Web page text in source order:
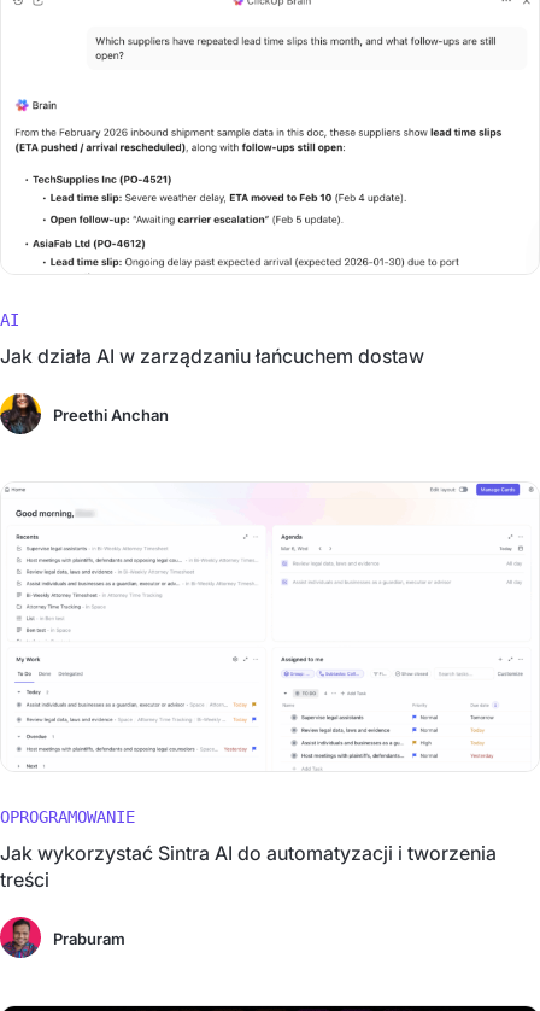
AI
Jak działa AI w zarządzaniu łańcuchem dostaw
Preethi Anchan
OPROGRAMOWANIE
Jak wykorzystać Sintra AI do automatyzacji i tworzenia
treści
Praburam